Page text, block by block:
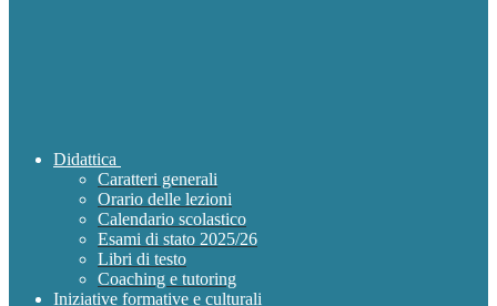
Didattica
Caratteri generali
Orario delle lezioni
Calendario scolastico
Esami di stato 2025/26
Libri di testo
Coaching e tutoring
Iniziative formative e culturali